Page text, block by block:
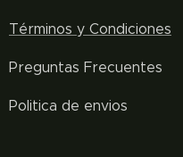
Términos y Condiciones
Preguntas Frecuentes
Politica de envios